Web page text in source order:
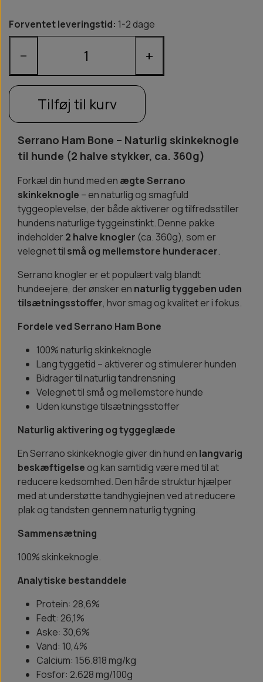
Forventet leveringstid: 1-2 dage
− +
Tilføj til kurv
Serrano Ham Bone – Naturlig skinkeknogle
til hunde (2 halve stykker, ca. 360g)
Forkæl din hund med en ægte Serrano
skinkeknogle – en naturlig og smagfuld
tyggeoplevelse, der både aktiverer og tilfredsstiller
hundens naturlige tyggeinstinkt. Denne pakke
indeholder2 halve knogler (ca. 360g), som er
velegnet til små og mellemstore hunderacer.
Serrano knogler er et populært valg blandt
hundeejere, der ønsker en naturlig tyggeben uden
tilsætningsstoffer, hvor smag og kvalitet er i fokus.
Fordele ved Serrano Ham Bone
100% naturlig skinkeknogle
Lang tyggetid – aktiverer og stimulerer hunden
Bidrager til naturlig tandrensning
Velegnet til små og mellemstore hunde
Uden kunstige tilsætningsstoffer
Naturlig aktivering og tyggeglæde
En Serrano skinkeknogle giver din hund en langvarig
beskæftigelse og kan samtidig være med til at
reducere kedsomhed. Den hårde struktur hjælper
med at understøtte tandhygiejnen ved at reducere
plak og tandsten gennem naturlig tygning.
Sammensætning
100% skinkeknogle.
Analytiske bestanddele
Protein: 28,6%
Fedt: 26,1%
Aske: 30,6%
Vand: 10,4%
Calcium: 156.818 mg/kg
Fosfor: 2.628 mg/100g